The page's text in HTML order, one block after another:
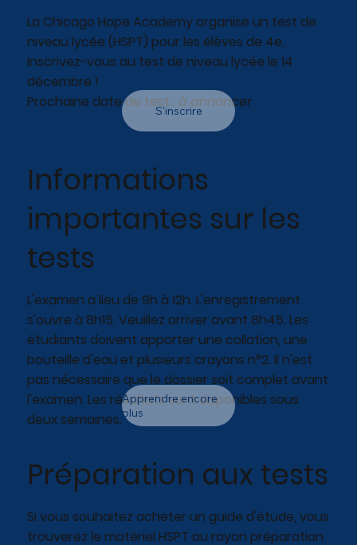
La Chicago Hope Academy organise un test de
niveau lycée (HSPT) pour les élèves de 4e.
Inscrivez-vous au test de niveau lycée le 14
décembre !
Prochaine date de test : à annoncer
S'inscrire
Informations
importantes sur les
tests
L'examen a lieu de 9h à 12h. L'enregistrement
s'ouvre à 8h15. Veuillez arriver avant 8h45. Les
étudiants doivent apporter une collation, une
bouteille d'eau et plusieurs crayons n°2. Il n'est
pas nécessaire que le dossier soit complet avant
l'examen. Les résultats sont disponibles sous
deux semaines.
Apprendre encore
plus
Préparation aux tests
Si vous souhaitez acheter un guide d'étude, vous
trouverez le matériel HSPT au rayon préparation